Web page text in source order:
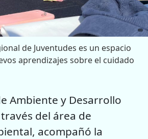
de Juventudes es un espacio
aprendizajes sobre el cuidado
Ambiente y Desarrollo
del área de
acompañó la